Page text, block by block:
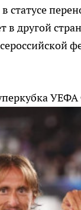
статусе
в другой
УЕФА